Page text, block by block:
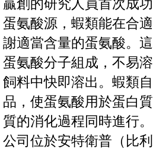
贏創的研究人員首次成
蛋氨酸源，蝦類能在合
謝適當含量的蛋氨酸。
蛋氨酸分子組成，不易
飼料中快即溶出。蝦類
品，使蛋氨酸用於蛋白
質的消化過程同時進行
公司位於安特衛普（比